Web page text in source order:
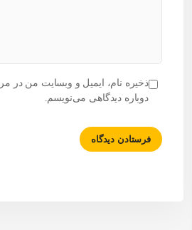
ذخیره نام، ایمیل و وبسایت من در
دوباره دیدگاهی می‌نویسم.